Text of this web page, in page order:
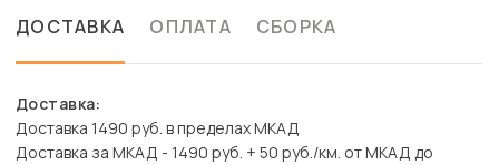
ДОСТАВКА ОПЛАТА СБОРКА
Доставка:
Доставка 1490 руб. в пределах МКАД
Доставка за МКАД - 1490 руб. + 50 руб./км. от МКАД до